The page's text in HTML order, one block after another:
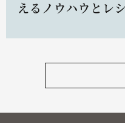
えるノウハウとレ